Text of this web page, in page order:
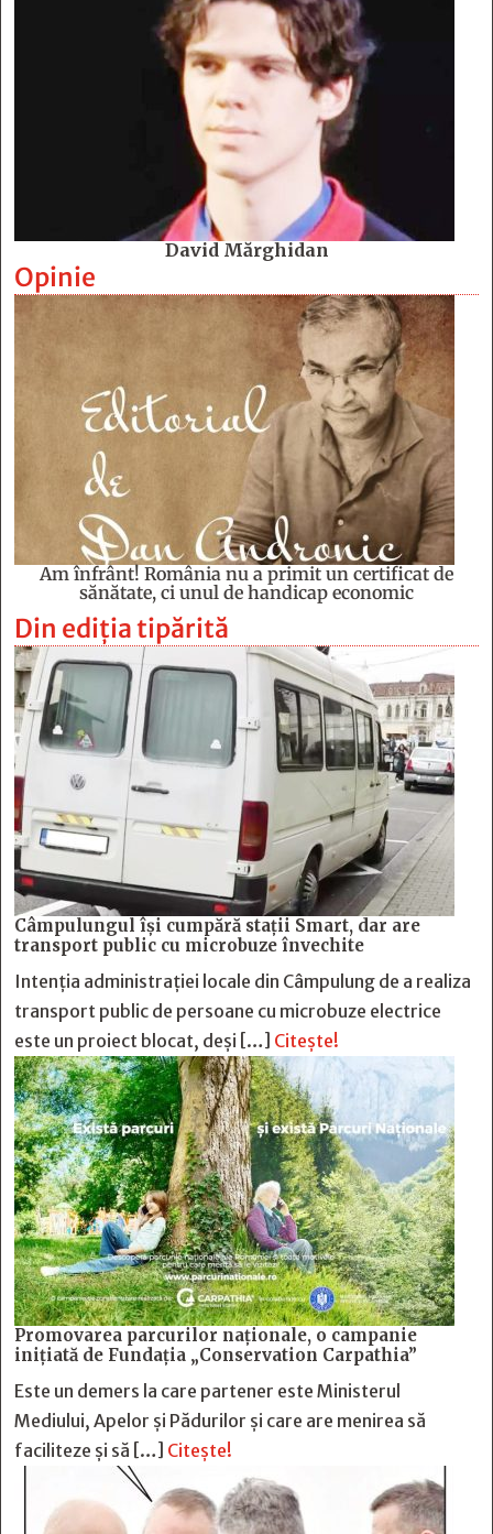
David Mărghidan
Opinie
Am înfrânt! România nu a primit un certificat de
sănătate, ci unul de handicap economic
Din ediția tipărită
Câmpulungul îşi cumpără staţii Smart, dar are
transport public cu microbuze învechite
Intenția administrației locale din Câmpulung de a realiza
transport public de persoane cu microbuze electrice
este un proiect blocat, deși […] Citește!
Promovarea parcurilor naționale, o campanie
inițiată de Fundația „Conservation Carpathia”
Este un demers la care partener este Ministerul
Mediului, Apelor și Pădurilor și care are menirea să
faciliteze și să […] Citește!